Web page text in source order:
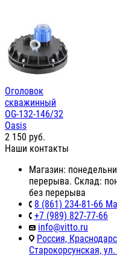
Оголовок
скважинный
OG-132-146/32
Oasis
2 150 руб.
Наши контакты
Магазин:
перерыва. Склад:
без перерыва
8 (861) 234-81-66
+7 (989) 827-77-66
info@vitto.ru
Россия,
Старокорсунская,